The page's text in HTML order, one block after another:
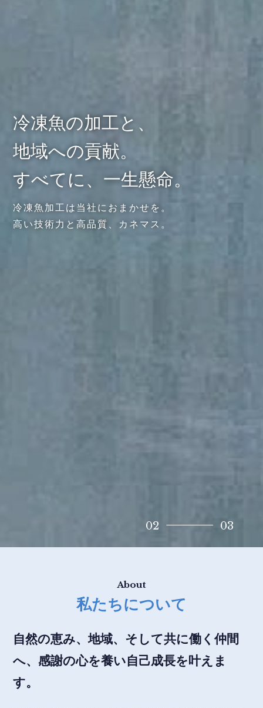
冷凍魚の加工と、
地域への貢献。
すべてに、一生懸命。
冷凍魚加工は当社におまかせを。
高い技術力と高品質、カネマス。
2 3
About
私たちについて
自然の恵み、地域、 そして共に働く仲間
へ、感謝の心を養い自己成長を叶えま
す。